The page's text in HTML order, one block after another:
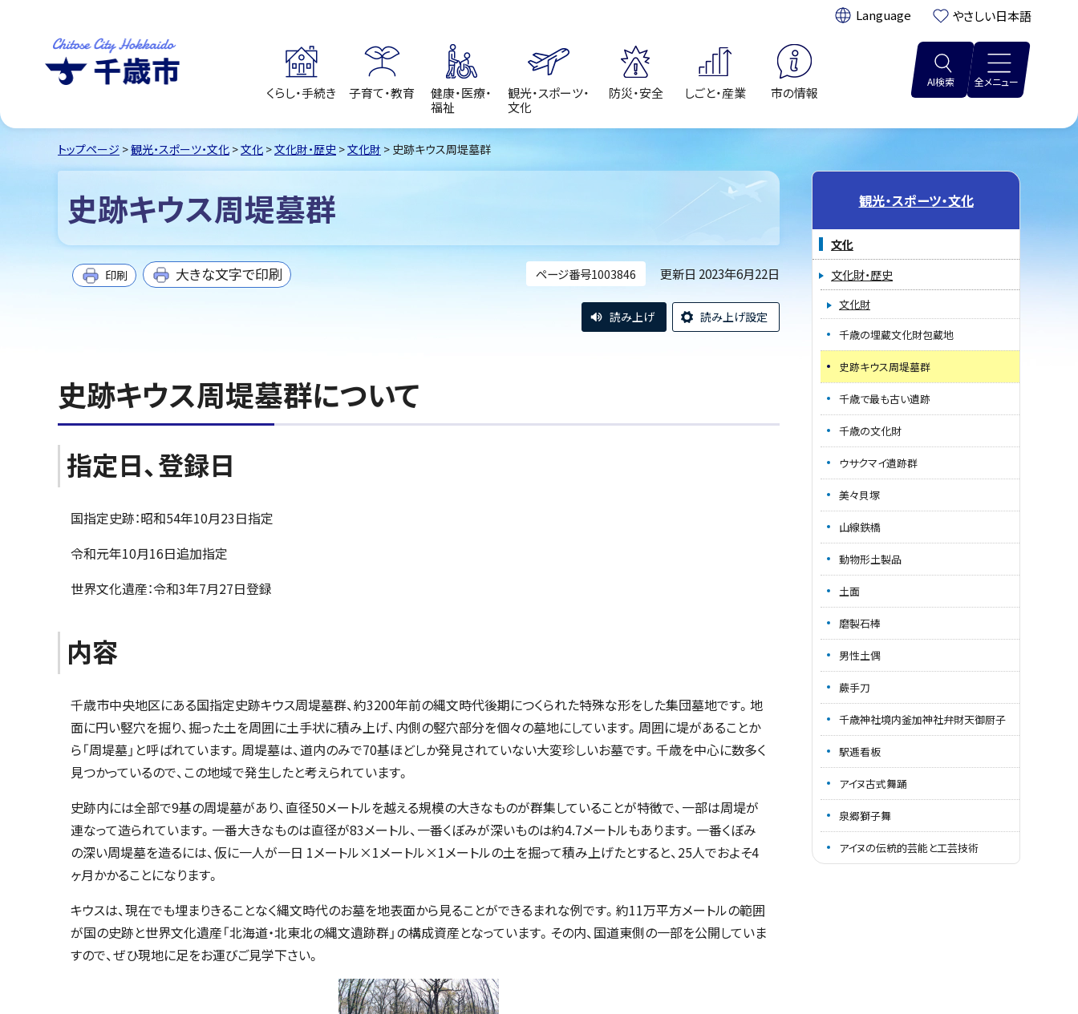
翻訳: やさしい日本語
くらし・手続き 子育て・教育
健康・医療・
福祉
観光・スポーツ・
文化
防災・安全 しごと・産業 市の情報
AI検索 全メニュー
トップページ >観光・スポーツ・文化 >文化 >文化財・歴史 >文化財 > 史跡キウス周堤墓群
史跡キウス周堤墓群
ページ番号1003846 更新日 2023年6月22日
印刷 大きな文字で印刷
読み上げ 読み上げ設定
史跡キウス周堤墓群について
指定日、登録日
国指定史跡：昭和54年10月23日指定
令和元年10月16日追加指定
世界文化遺産：令和3年7月27日登録
内容
千歳市中央地区にある国指定史跡キウス周堤墓群、約3200年前の縄文時代後期につくられた特殊な形をした集団墓地です。地
面に円い竪穴を掘り、掘った土を周囲に土手状に積み上げ、内側の竪穴部分を個々の墓地にしています。周囲に堤があることか
ら「周堤墓」と呼ばれています。周堤墓は、道内のみで70基ほどしか発見されていない大変珍しいお墓です。千歳を中心に数多く
見つかっているので、この地域で発生したと考えられています。
史跡内には全部で9基の周堤墓があり、直径50メートルを越える規模の大きなものが群集していることが特徴で、一部は周堤が
連なって造られています。一番大きなものは直径が83メートル、一番くぼみが深いものは約4.7メートルもあります。一番くぼみ
の深い周堤墓を造るには、仮に一人が一日 1メートル×1メートル×1メートルの土を掘って積み上げたとすると、25人でおよそ4
ヶ月かかることになります。
キウスは、現在でも埋まりきることなく縄文時代のお墓を地表面から見ることができるまれな例です。約11万平方メートルの範囲
が国の史跡と世界文化遺産「北海道・北東北の縄文遺跡群」の構成資産となっています。その内、国道東側の一部を公開していま
すので、ぜひ現地に足をお運びご見学下さい。
観光・スポーツ・文化
文化
文化財・歴史
文化財
千歳の埋蔵文化財包蔵地
史跡キウス周堤墓群
千歳で最も古い遺跡
千歳の文化財
ウサクマイ遺跡群
美々貝塚
山線鉄橋
動物形土製品
土面
磨製石棒
男性土偶
蕨手刀
千歳神社境内釜加神社弁財天御厨子
駅逓看板
アイヌ古式舞踊
泉郷獅子舞
アイヌの伝統的芸能と工芸技術